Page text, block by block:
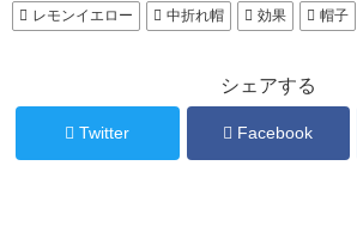
レモンイエロー 中折れ帽 効果 帽子
シェアする
Twitter Facebook